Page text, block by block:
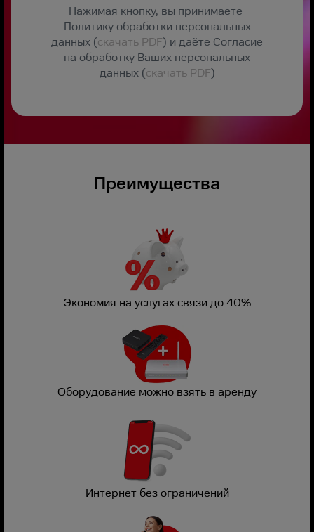
Нажимая кнопку, вы принимаете
Политику обработки персональных
данных (скачать PDF) и даёте Согласие
на обработку Ваших персональных
данных (скачать PDF)
Преимущества
Экономия на услугах связи до 40%
Оборудование можно взять в аренду
Интернет без ограничений